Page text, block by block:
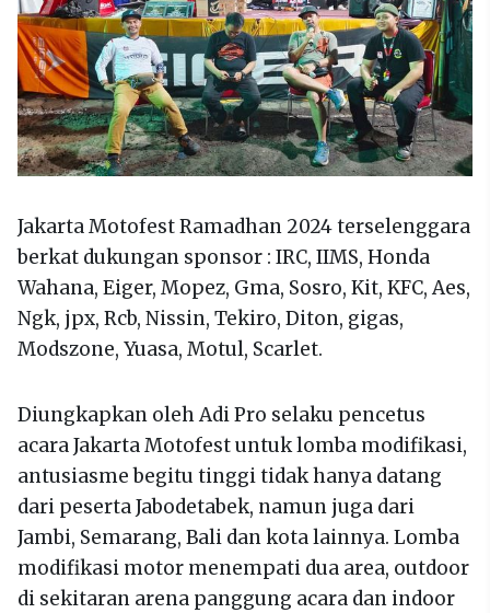
Jakarta Motofest Ramadhan 2024 terselenggara
berkat dukungan sponsor : IRC, IIMS, Honda
Wahana, Eiger, Mopez, Gma, Sosro, Kit, KFC, Aes,
Ngk, jpx, Rcb, Nissin, Tekiro, Diton, gigas,
Modszone, Yuasa, Motul, Scarlet.
Diungkapkan oleh Adi Pro selaku pencetus
acara Jakarta Motofest untuk lomba modifikasi,
antusiasme begitu tinggi tidak hanya datang
dari peserta Jabodetabek, namun juga dari
Jambi, Semarang, Bali dan kota lainnya. Lomba
modifikasi motor menempati dua area, outdoor
di sekitaran arena panggung acara dan indoor